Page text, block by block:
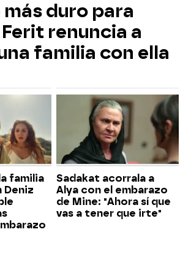
más duro para
renuncia a
familia con ella
familia
Deniz
Sadakat acorrala a
Alya con el embarazo
de Mine: "Ahora sí que
vas a tener que irte"